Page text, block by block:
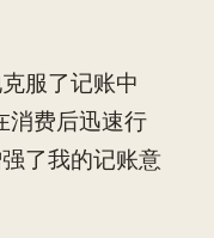
服了记账中
消费后迅速行
了我的记账意